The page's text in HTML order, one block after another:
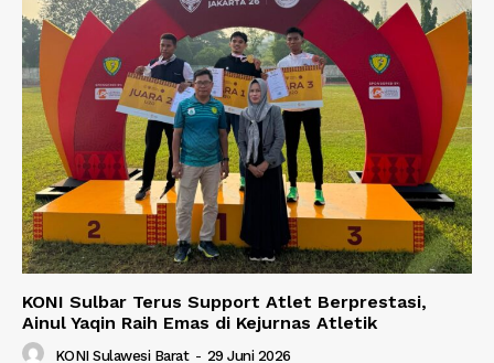
KONI Sulbar Terus Support Atlet Berprestasi,
Ainul Yaqin Raih Emas di Kejurnas Atletik
KONI Sulawesi Barat - 29 Juni 2026